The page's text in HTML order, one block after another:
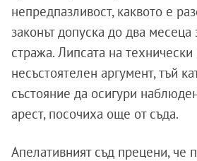
непредпазливост, каквото е
законът допуска до два
стража. Липсата на технически
несъстоятелен аргумент, тъй
състояние да осигури
арест, посочиха още от съда.
Апелативният съд прецени, че